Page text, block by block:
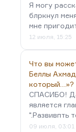
Я могу
блркнул
мне
12 июля, 15:25
Что вы
Беллы
который…»?
СПАСИБО! Да
является
".Развивпть
09 июля, 03:01